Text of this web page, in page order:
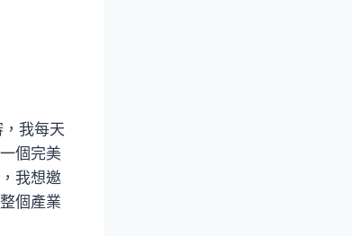
我每天
個完美
我想邀
個產業